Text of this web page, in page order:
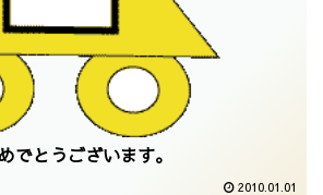
でとうございます。
2010.01.01